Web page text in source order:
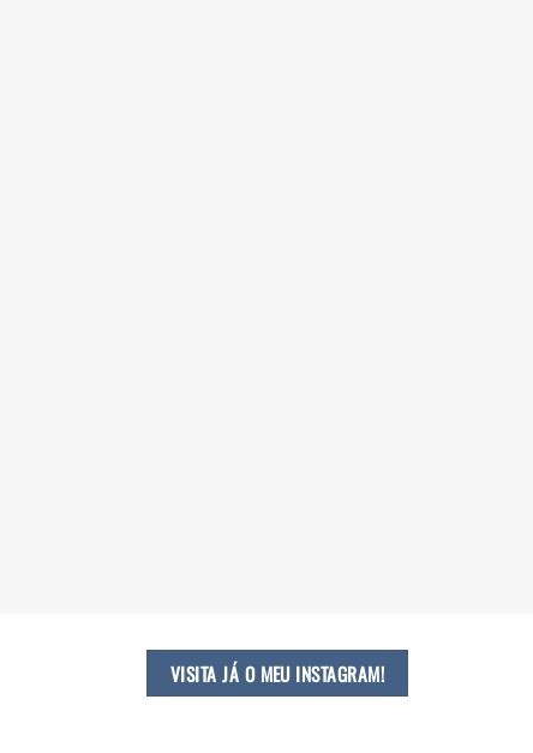
VISITA JÁ O MEU INSTAGRAM!